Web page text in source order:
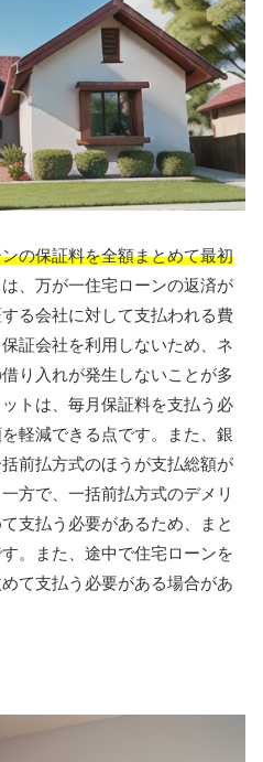
の保証料を全額まとめて最初
、万が一住宅ローンの返済が
る会社に対して支払われる費
証会社を利用しないため、ネ
り入れが発生しないことが多
トは、毎月保証料を支払う必
軽減できる点です。また、銀
前払方式のほうが支払総額が
方で、一括前払方式のデメリ
支払う必要があるため、まと
。また、途中で住宅ローンを
て支払う必要がある場合があ